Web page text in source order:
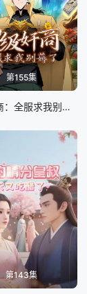
第155集
神级奸商：全服求我别薅了 动态漫画
第143集